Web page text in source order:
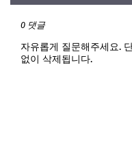
0 댓글
자유롭게 질문해주세요.
없이 삭제됩니다.